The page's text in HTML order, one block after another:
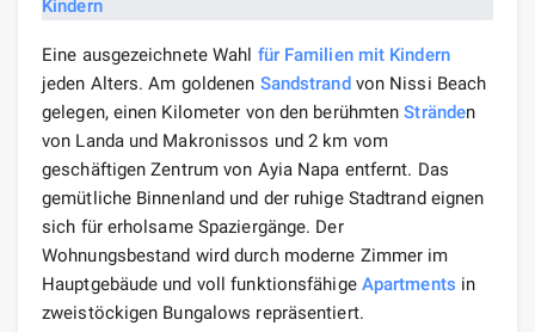
Eine ausgezeichnete Wahl für Familien mit Kindern
jeden Alters. Am goldenen Sandstrandvon Nissi Beach
gelegen, einen Kilometer von den berühmtenStränden
von Landa und Makronissos und 2 km vom
geschäftigen Zentrum von Ayia Napa entfernt. Das
gemütliche Binnenland und der ruhige Stadtrand eignen
sich für erholsame Spaziergänge. Der
Wohnungsbestand wird durch moderne Zimmer im
Hauptgebäude und voll funktionsfähige Apartments in
zweistöckigen Bungalows repräsentiert.